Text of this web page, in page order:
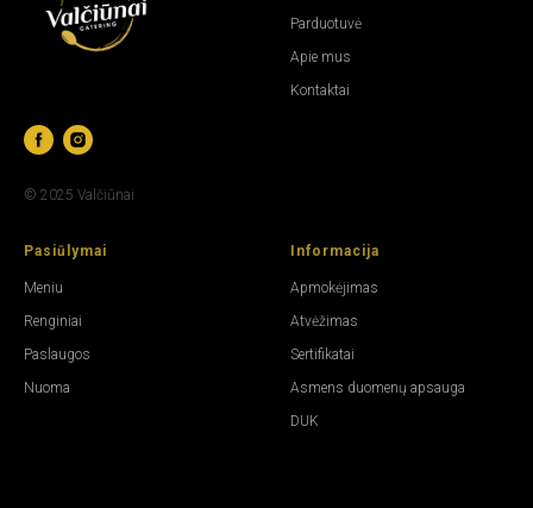
© 2025 Valčiūnai
Parduotuvė
Apie mus
Kontaktai
Pasiūlymai
Meniu
Renginiai
Paslaugos
Nuoma
Informacija
Apmokėjimas
Atvėžimas
Sertifikatai
Asmens duomenų apsauga
DUK